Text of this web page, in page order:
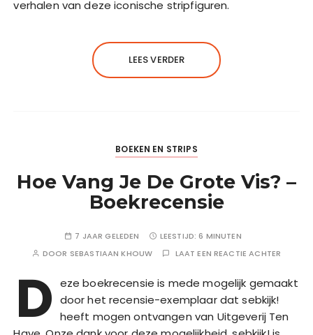
verhalen van deze iconische stripfiguren.
LEES VERDER
BOEKEN EN STRIPS
Hoe Vang Je De Grote Vis? –
Boekrecensie
7 JAAR GELEDEN LEESTIJD:6 MINUTEN
DOOR SEBASTIAAN KHOUW LAAT EEN REACTIE ACHTER
D eze boekrecensie is mede mogelijk gemaakt
door het recensie-exemplaar dat sebkijk!
heeft mogen ontvangen van Uitgeverij Ten